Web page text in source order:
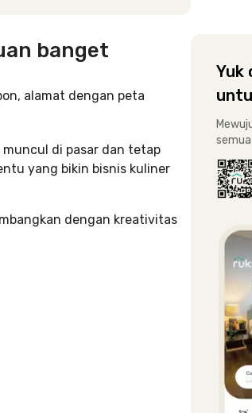
banget
di pasar dan tetap
yang bikin bisnis kuliner
dengan kreativitas
Yuk